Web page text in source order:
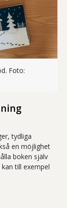
Foto:
tydliga
en möjlighet
boken själv
till exempel